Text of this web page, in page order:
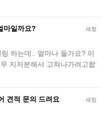
새창
마일까요?
하는데.. 얼마나 들가요? 이
지저분해서 고쳐나가려고합
새창
견적 문의 드려요